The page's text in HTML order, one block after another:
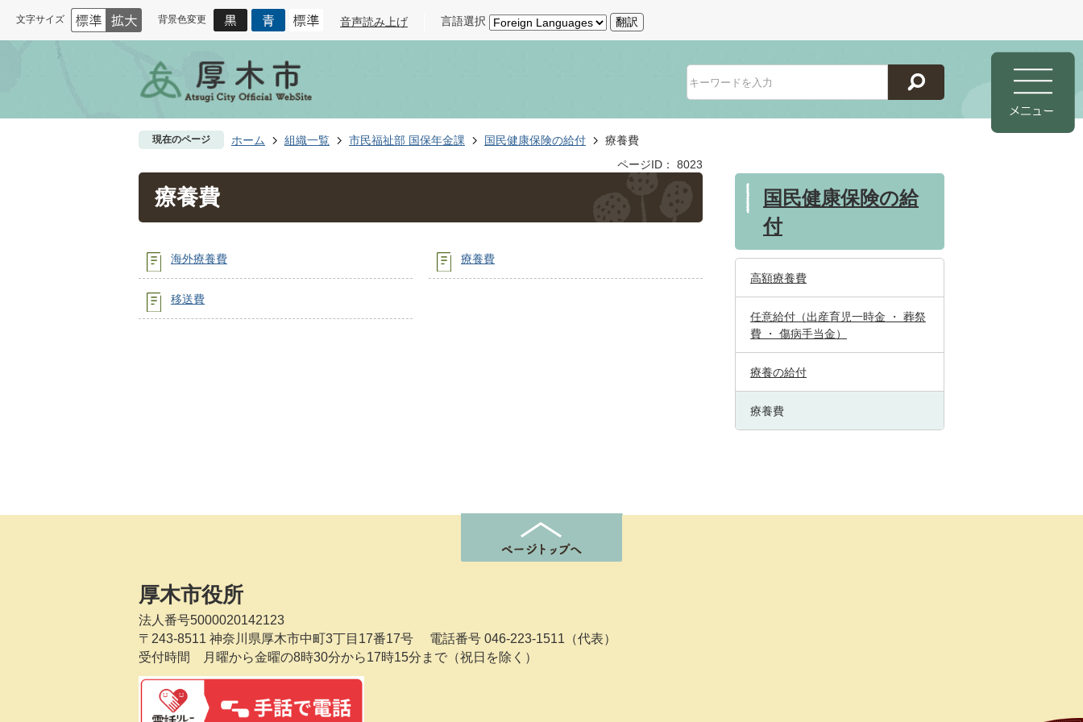
文字サイズ 背景色変更 音声読み上げ 言語選択 翻訳
現在のページ ホーム 組織一覧 市民福祉部 国保年金課 国民健康保険の給付
療養費
ページID：
8023
療養費
海外療養費 療養費
移送費
国民健康保険の給
付
高額療養費
任意給付（出産育児一時金 ・ 葬祭
費 ・ 傷病手当金）
療養の給付
療養費
厚木市役所
法人番号5000020142123
〒243-8511 神奈川県厚木市中町3丁目17番17号
電話番号 046-223-1511（代表）
受付時間 月曜から金曜の8時30分から17時15分まで（祝日を除く）